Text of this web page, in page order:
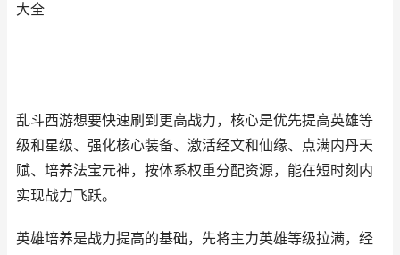
大全
乱斗西游想要快速刷到更高战力，核心是优先提高英雄等
级和星级、强化核心装备、激活经文和仙缘、点满内丹天
赋、培养法宝元神，按体系权重分配资源，能在短时刻内
实现战力飞跃。
英雄培养是战力提高的基础，先将主力英雄等级拉满，经